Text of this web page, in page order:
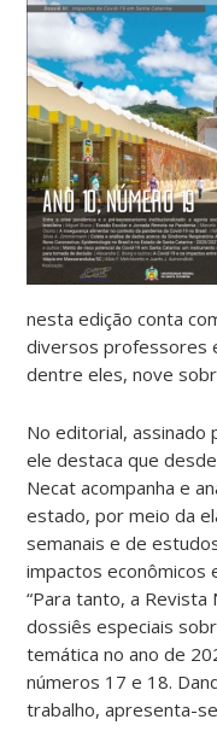
nesta edição conta
diversos professores
dentre eles, nove
No editorial,
ele destaca que
Necat acompanha e
estado, por meio da
semanais e de
impactos econômicos
“Para tanto, a Revista
dossiês especiais
temática no ano de
números 17 e 18.
trabalho, apresenta-